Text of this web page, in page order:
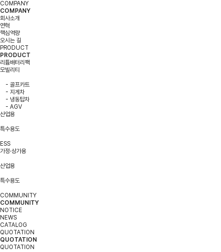
COMPANY
COMPANY
회사소개
연혁
핵심역량
오시는 길
PRODUCT
PRODUCT
리튬배터리팩
모빌리티
- 골프카트
- 지게차
- 냉동탑차
- AGV
산업용
특수용도
ESS
가정·상가용
산업용
특수용도
COMMUNITY
COMMUNITY
NOTICE
NEWS
CATALOG
QUOTATION
QUOTATION
QUOTATION